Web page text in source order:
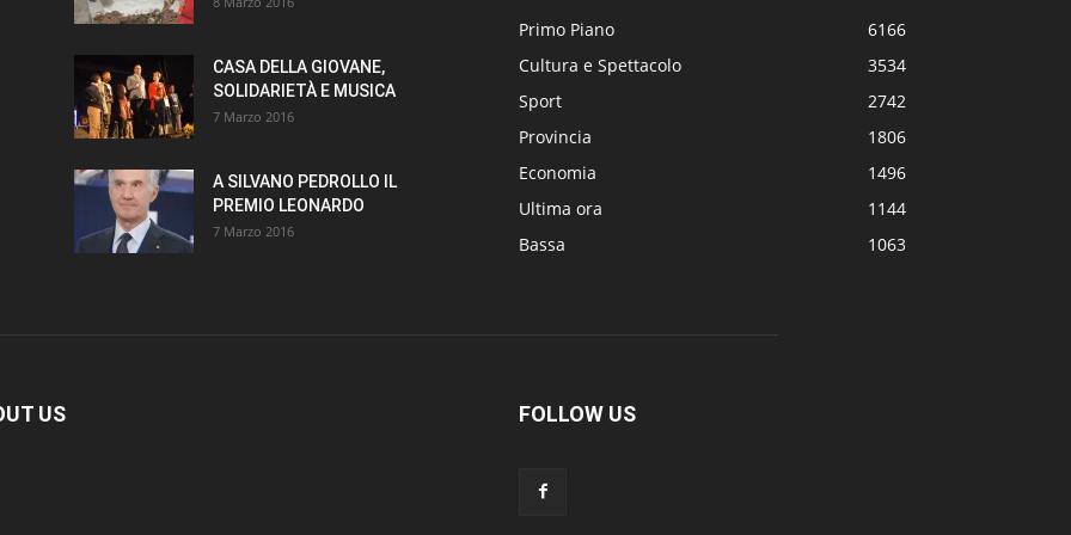
CASA DELLA GIOVANE,
SOLIDARIETÀ E MUSICA
7 Marzo 2016
A SILVANO PEDROLLO IL
PREMIO LEONARDO
7 Marzo 2016
Primo Piano
6166
Cultura e Spettacolo
3534
Sport
2742
Provincia
1806
Economia
1496
Ultima ora
1144
Bassa
1063
US FOLLOW US